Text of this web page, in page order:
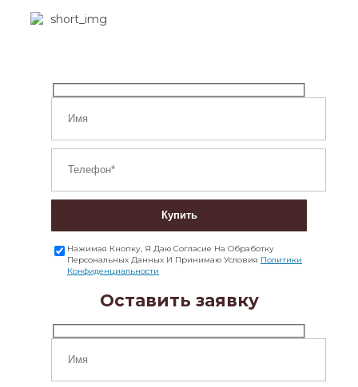
Купить
Нажимая Кнопку, Я Даю Согласие На Обработку
Персональных Данных И Принимаю Условия Политики
Конфиденциальности
Оставить заявку